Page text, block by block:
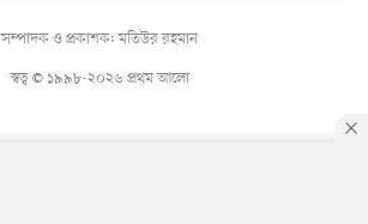
স্বত্ব © ১৯৯৮-২০২৬ প্রথম আলো
সম্পাদক ও প্রকাশক: মতিউর রহমান